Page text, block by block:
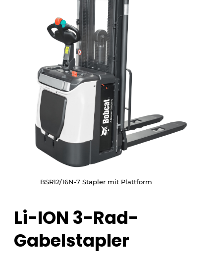
BSR12/16N-7 Stapler mit Plattform
Li-ION 3-Rad-
Gabelstapler